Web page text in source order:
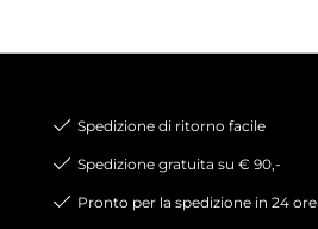
Spedizione di ritorno facile
Spedizione gratuita su € 90,-
Pronto per la spedizione in 24 ore